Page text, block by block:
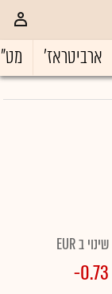
ארביטראז'
שינוי ב EUR
-0.73